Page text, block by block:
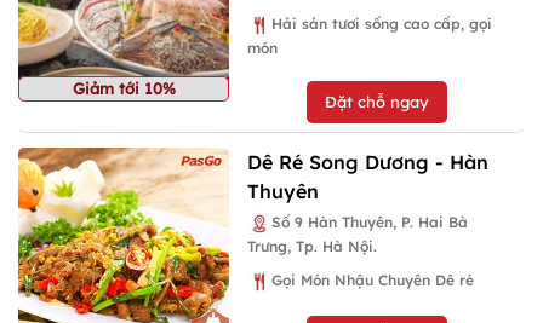
Giảm tới 10%
Hải sản tươi sống cao cấp, gọi
món
Đặt chỗ ngay
Dê Ré Song Dương - Hàn
Thuyên
Số 9 Hàn Thuyên, P. Hai Bà
Trưng, Tp. Hà Nội.
Gọi Món Nhậu Chuyên Dê ré